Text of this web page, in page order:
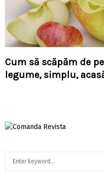
Cum să scăpăm de
legume, simplu,